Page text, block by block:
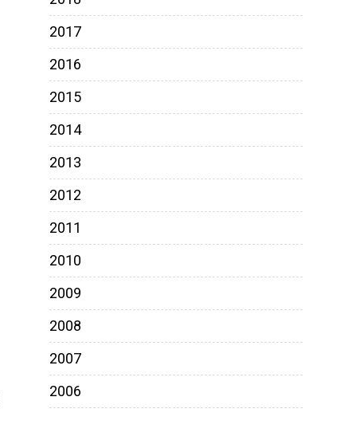
2017
2016
2015
2014
2013
2012
2011
2010
2009
2008
2007
2006